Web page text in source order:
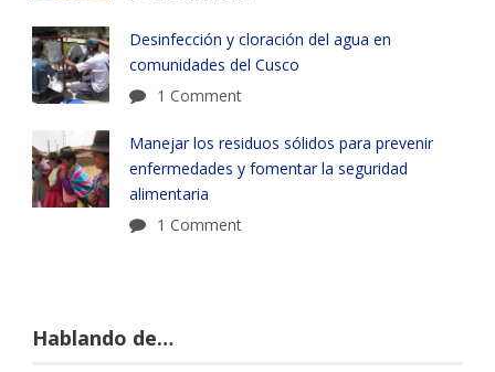
Desinfección y cloración del agua en
comunidades del Cusco
1 Comment
Manejar los residuos sólidos para prevenir
enfermedades y fomentar la seguridad
alimentaria
1 Comment
Hablando de…